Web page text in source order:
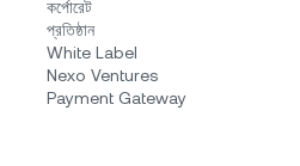
কর্পোরেট
প্রতিষ্ঠান
White Label
Nexo Ventures
Payment Gateway